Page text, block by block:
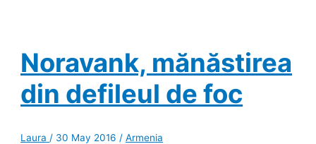
Noravank, mănăstirea
din defileul de foc
Laura / 30 May 2016 /Armenia